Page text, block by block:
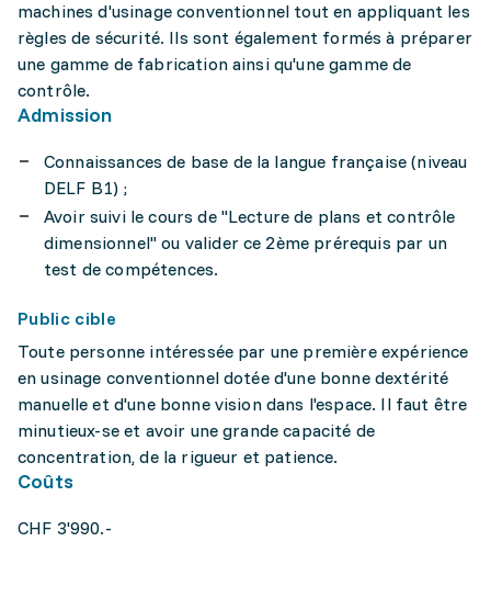
machines d'usinage conventionnel tout en appliquant les
règles de sécurité. Ils sont également formés à préparer
une gamme de fabrication ainsi qu'une gamme de
contrôle.
Admission
Connaissances de base de la langue française (niveau
DELF B1) ;
Avoir suivi le cours de "Lecture de plans et contrôle
dimensionnel" ou valider ce 2ème prérequis par un
test de compétences.
Public cible
Toute personne intéressée par une première expérience
en usinage conventionnel dotée d'une bonne dextérité
manuelle et d'une bonne vision dans l'espace. Il faut être
minutieux-se et avoir une grande capacité de
concentration, de la rigueur et patience.
Coûts
CHF 3'990.-